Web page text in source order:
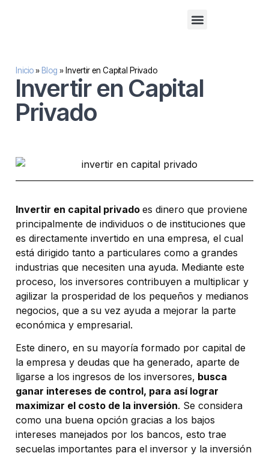
Inicio» Blog » Invertir en Capital Privado
Invertir en Capital
Privado
Invertir en capital privado es dinero que proviene
principalmente de individuos o de instituciones que
es directamente invertido en una empresa, el cual
está dirigido tanto a particulares como a grandes
industrias que necesiten una ayuda. Mediante este
proceso, los inversores contribuyen a multiplicar y
agilizar la prosperidad de los pequeños y medianos
negocios, que a su vez ayuda a mejorar la parte
económica y empresarial.
Este dinero, en su mayoría formado por capital de
la empresa y deudas que ha generado, aparte de
ligarse a los ingresos de los inversores, busca
ganar intereses de control, para así lograr
maximizar el costo de la inversión. Se considera
como una buena opción gracias a los bajos
intereses manejados por los bancos, esto trae
secuelas importantes para el inversor y la inversión